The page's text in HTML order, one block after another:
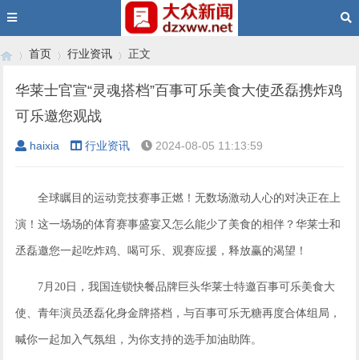
首页
›
行业资讯 正文
华莱士官宣“灵魂搭档”百事可乐美食大使丞磊携炸鸡
可乐邀您观战
haixia 行业资讯 2024-08-05 11:13:59
全球瞩目的运动竞技赛事正燃！无数场激动人心的对决正在上
演！这一场场的体育赛事盛宴又怎么能少了美食的相伴？华莱士和
丞磊邀您一起吃炸鸡、喝可乐、观赛应援，释放赢的渴望 ！
7月20日，我国连锁快餐品牌巨头华莱士特邀 百事可乐美食大
使、青年演员丞磊化身金牌搭档，与百事可乐无糖再度合体组局 ，
喊你一起加入气氛组，为你支持的选手加油助阵。